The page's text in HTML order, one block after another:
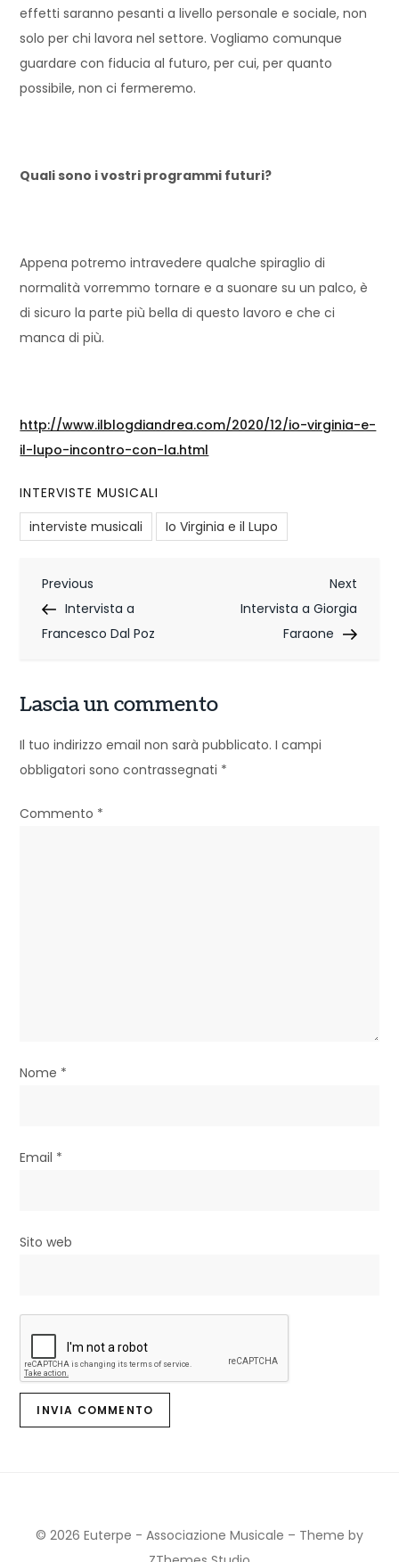
effetti saranno pesanti a livello personale e sociale, non
solo per chi lavora nel settore. Vogliamo comunque
guardare con fiducia al futuro, per cui, per quanto
possibile, non ci fermeremo.
Quali sono i vostri programmi futuri?
Appena potremo intravedere qualche spiraglio di
normalità vorremmo tornare e a suonare su un palco, è
di sicuro la parte più bella di questo lavoro e che ci
manca di più.
http://www.ilblogdiandrea.com/2020/12/io-virginia-e-
il-lupo-incontro-con-la.html
INTERVISTE MUSICALI
interviste musicali
Io Virginia e il Lupo
N
a
i
a
i
o
Previous
Post
Previous
Intervista a
Francesco Dal Poz
Next
Post
Next
Intervista a Giorgia
Faraone
Lascia un commento
Il tuo indirizzo email non sarà pubblicato. I campi
obbligatori sono contrassegnati *
Commento *
Nome *
Email *
Sito web
© 2026 Euterpe - Associazione Musicale – Theme by